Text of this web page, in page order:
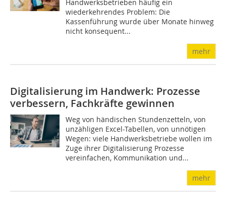
Handwerksbetrieben häufig ein
wiederkehrendes Problem: Die
Kassenführung wurde über Monate hinweg
nicht konsequent...
mehr
Digitalisierung im Handwerk: Prozesse
verbessern, Fachkräfte gewinnen
Weg von händischen Stundenzetteln, von
unzähligen Excel-Tabellen, von unnötigen
Wegen: viele Handwerksbetriebe wollen im
Zuge ihrer Digitalisierung Prozesse
vereinfachen, Kommunikation und...
mehr